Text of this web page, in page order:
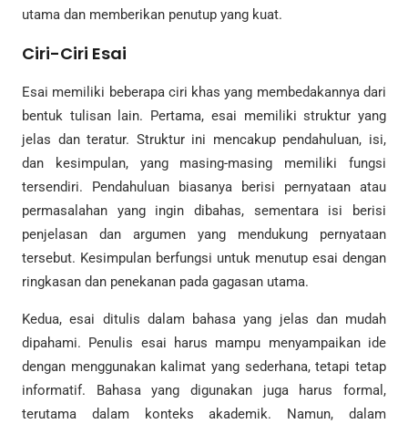
utama dan memberikan penutup yang kuat.
Ciri-Ciri Esai
Esai memiliki beberapa ciri khas yang membedakannya dari
bentuk tulisan lain. Pertama, esai memiliki struktur yang
jelas dan teratur. Struktur ini mencakup pendahuluan, isi,
dan kesimpulan, yang masing-masing memiliki fungsi
tersendiri. Pendahuluan biasanya berisi pernyataan atau
permasalahan yang ingin dibahas, sementara isi berisi
penjelasan dan argumen yang mendukung pernyataan
tersebut. Kesimpulan berfungsi untuk menutup esai dengan
ringkasan dan penekanan pada gagasan utama.
Kedua, esai ditulis dalam bahasa yang jelas dan mudah
dipahami. Penulis esai harus mampu menyampaikan ide
dengan menggunakan kalimat yang sederhana, tetapi tetap
informatif. Bahasa yang digunakan juga harus formal,
terutama dalam konteks akademik. Namun, dalam